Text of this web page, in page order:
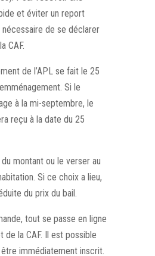
et éviter un report
nécessaire de se déclarer
CAF.
de l’APL se fait le 25
Si le
à la mi-septembre, le
reçu à la date du 25
montant ou le verser au
Si ce choix a lieu,
du prix du bail.
tout se passe en ligne
de la CAF. Il est possible
immédiatement inscrit.